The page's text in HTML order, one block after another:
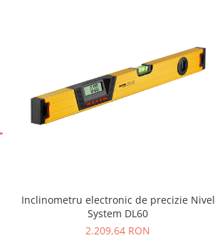
Inclinometru electronic de precizie Nivel
System DL60
2.209,64 RON